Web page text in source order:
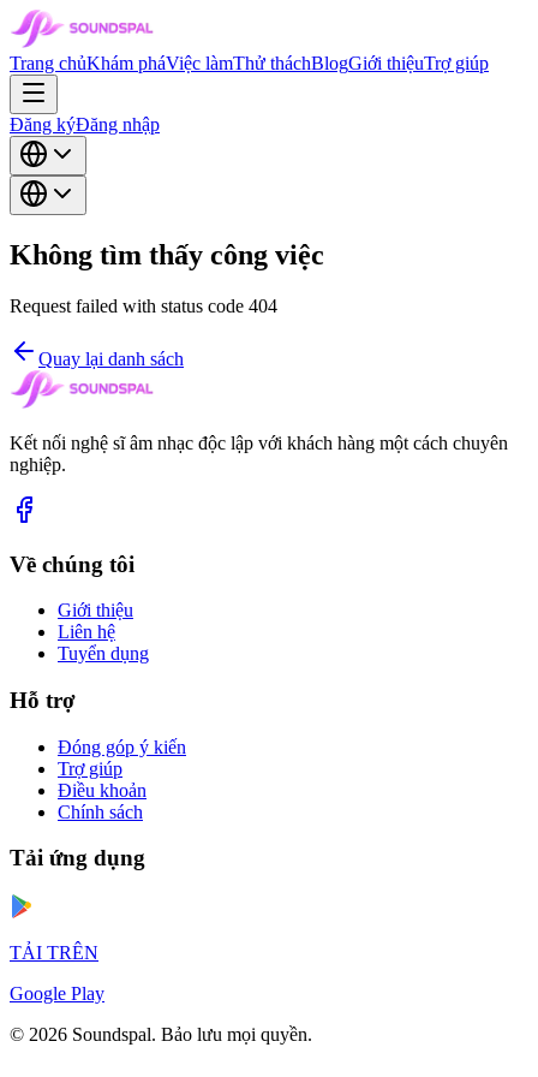
Trang chủKhám pháViệc làmThử tháchBlogGiới thiệuTrợ giúp
Đăng kýĐăng nhập
Không tìm thấy công việc
Request failed with status code 404
Quay lại danh sách
Kết nối nghệ sĩ âm nhạc độc lập với khách hàng một cách chuyên
nghiệp.
Về chúng tôi
Giới thiệu
Liên hệ
Tuyển dụng
Hỗ trợ
Đóng góp ý kiến
Trợ giúp
Điều khoản
Chính sách
Tải ứng dụng
TẢI TRÊN
Google Play
© 2026 Soundspal. Bảo lưu mọi quyền.